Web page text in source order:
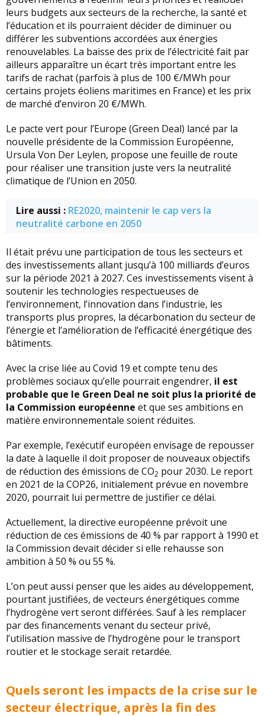
leurs budgets aux secteurs de la recherche, la santé et
l’éducation et ils pourraient décider de diminuer ou
différer les subventions accordées aux énergies
renouvelables. La baisse des prix de l’électricité fait par
ailleurs apparaître un écart très important entre les
tarifs de rachat (parfois à plus de 100 €/MWh pour
certains projets éoliens maritimes en France) et les prix
de marché d’environ 20 €/MWh.
Le pacte vert pour l’Europe (Green Deal) lancé par la
nouvelle présidente de la Commission Européenne,
Ursula Von Der Leylen, propose une feuille de route
pour réaliser une transition juste vers la neutralité
climatique de l’Union en 2050.
Lire aussi : RE2020, maintenir le cap vers la
neutralité carbone en 2050
Il était prévu une participation de tous les secteurs et
des investissements allant jusqu’à 100 milliards d’euros
sur la période 2021 à 2027. Ces investissements visent à
soutenir les technologies respectueuses de
l’environnement, l’innovation dans l’industrie, les
transports plus propres, la décarbonation du secteur de
l’énergie et l’amélioration de l’efficacité énergétique des
bâtiments.
Avec la crise liée au Covid 19 et compte tenu des
problèmes sociaux qu’elle pourrait engendrer, il est
probable que le Green Deal ne soit plus la priorité de
la Commission européenne et que ses ambitions en
matière environnementale soient réduites.
Par exemple, l’exécutif européen envisage de repousser
la date à laquelle il doit proposer de nouveaux objectifs
de réduction des émissions de CO2 pour 2030. Le report
en 2021 de la COP26, initialement prévue en novembre
2020, pourrait lui permettre de justifier ce délai.
Actuellement, la directive européenne prévoit une
réduction de ces émissions de 40 % par rapport à 1990 et
la Commission devait décider si elle rehausse son
ambition à 50 % ou 55 %.
L’on peut aussi penser que les aides au développement,
pourtant justifiées, de vecteurs énergétiques comme
l’hydrogène vert seront différées. Sauf à les remplacer
par des financements venant du secteur privé,
l’utilisation massive de l’hydrogène pour le transport
routier et le stockage serait retardée.
Quels seront les impacts de la crise sur le
secteur électrique, après la fin des